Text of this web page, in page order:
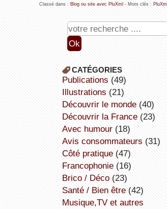
Classé dans : Blog ou site avec PluXml - Mots clés : PluXml
CATÉGORIES
publications (49)
illustrations (21)
découvrir le monde(40)
découvrir la France(23)
avec humour(18)
avis consommateurs (31)
côté pratique(47)
Francophonie(16)
Brico / Déco(23)
Santé / Bien être(42)
Musique,TV et autres